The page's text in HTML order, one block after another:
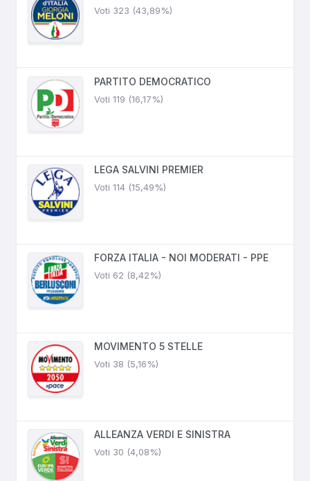
Voti 323 (43,89%)
PARTITO DEMOCRATICO
Voti 119 (16,17%)
LEGA SALVINI PREMIER
Voti 114 (15,49%)
FORZA ITALIA - NOI MODERATI - PPE
Voti 62 (8,42%)
MOVIMENTO 5 STELLE
Voti 38 (5,16%)
ALLEANZA VERDI E SINISTRA
Voti 30 (4,08%)